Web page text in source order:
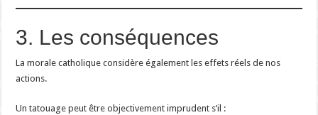
3. Les conséquences
La morale catholique considère également les effets réels de nos
actions.
Un tatouage peut être objectivement imprudent s’il :